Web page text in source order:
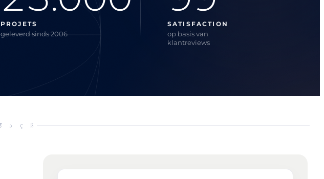
PROJETS
geleverd sinds 2006
SATISFACTION
op basis van
klantreviews
文 ع अ Я α 한 ह د ç ß